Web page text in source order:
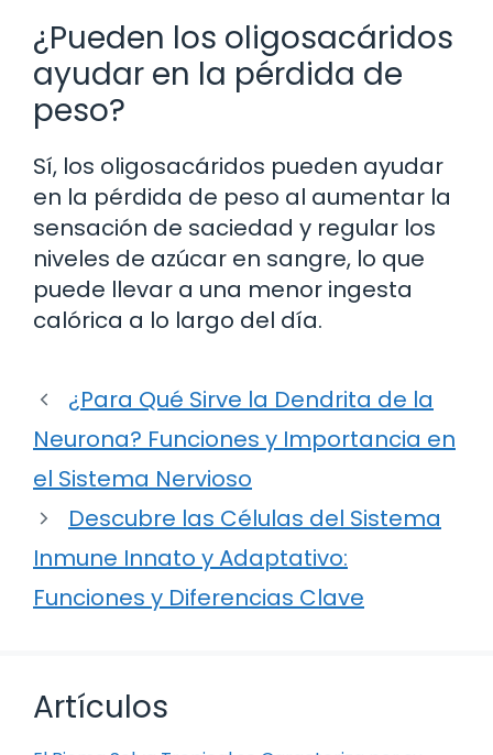
¿Pueden los oligosacáridos
ayudar en la pérdida de
peso?
Sí, los oligosacáridos pueden ayudar
en la pérdida de peso al aumentar la
sensación de saciedad y regular los
niveles de azúcar en sangre, lo que
puede llevar a una menor ingesta
calórica a lo largo del día.
¿Para Qué Sirve la Dendrita de la
Neurona? Funciones y Importancia en
el Sistema Nervioso
Descubre las Células del Sistema
Inmune Innato y Adaptativo:
Funciones y Diferencias Clave
Artículos